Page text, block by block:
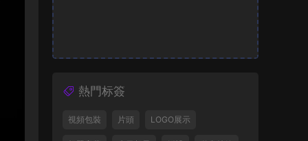
熱門标簽
視頻包裝 片頭 LOGO展示